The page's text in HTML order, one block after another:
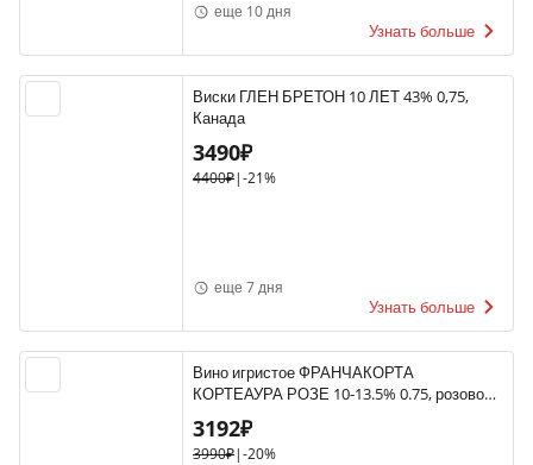
еще 10 дня
Узнать больше
Виски ГЛЕН БРЕТОН 10 ЛЕТ 43% 0,75,
Канада
3490₽
4400₽|-21%
еще 7 дня
Узнать больше
Вино игристое ФРАНЧАКОРТА
КОРТЕАУРА РОЗЕ 10-13.5% 0.75, розовое,
брют, Италия
3192₽
3990₽|-20%